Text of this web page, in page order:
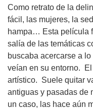
Como retrato de la
fácil, las mujeres, la
hampa… Esta película
salía de las temáticas
buscaba acercarse a
veían en su entorno.
artístico. Suele quitar
antiguas y pasadas de
un caso, las hace aún